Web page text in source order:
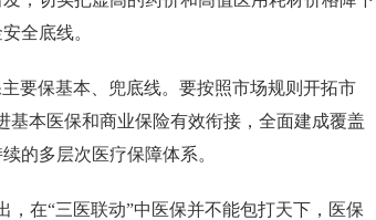
全底线。
要保基本、兜底线。要按照市场规则开拓市
基本医保和商业保险有效衔接，全面建成覆盖
的多层次医疗保障体系。
在“三医联动”中医保并不能包打天下，医保